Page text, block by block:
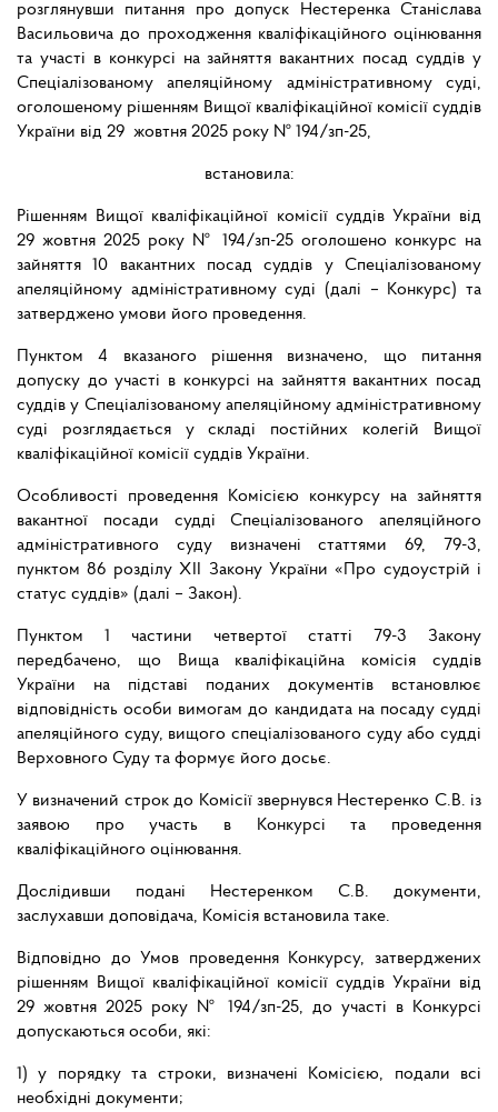
розглянувши питання про допуск Нестеренка Станіслава
Васильовича до проходження кваліфікаційного оцінювання
та участі в конкурсі на зайняття вакантних посад суддів у
Спеціалізованому апеляційному адміністративному суді,
оголошеному рішенням Вищої кваліфікаційної комісії суддів
України від 29 жовтня 2025 року № 194/зп-25,
встановила:
Рішенням Вищої кваліфікаційної комісії суддів України від
29 жовтня 2025 року № 194/зп-25 оголошено конкурс на
зайняття 10 вакантних посад суддів у Спеціалізованому
апеляційному адміністративному суді (далі – Конкурс) та
затверджено умови його проведення.
Пунктом 4 вказаного рішення визначено, що питання
допуску до участі в конкурсі на зайняття вакантних посад
суддів у Спеціалізованому апеляційному адміністративному
суді розглядається у складі постійних колегій Вищої
кваліфікаційної комісії суддів України.
Особливості проведення Комісією конкурсу на зайняття
вакантної посади судді Спеціалізованого апеляційного
адміністративного суду визначені статтями 69, 79-3,
пунктом 86 розділу ХІІ Закону України «Про судоустрій і
статус суддів» (далі – Закон).
Пунктом 1 частини четвертої статті 79-3 Закону
передбачено, що Вища кваліфікаційна комісія суддів
України на підставі поданих документів встановлює
відповідність особи вимогам до кандидата на посаду судді
апеляційного суду, вищого спеціалізованого суду або судді
Верховного Суду та формує його досьє.
У визначений строк до Комісії звернувся Нестеренко С.В. із
заявою про участь в Конкурсі та проведення
кваліфікаційного оцінювання.
Дослідивши подані Нестеренком С.В. документи,
заслухавши доповідача, Комісія встановила таке.
Відповідно до Умов проведення Конкурсу, затверджених
рішенням Вищої кваліфікаційної комісії суддів України від
29 жовтня 2025 року № 194/зп-25, до участі в Конкурсі
допускаються особи, які:
1) у порядку та строки, визначені Комісією, подали всі
необхідні документи;